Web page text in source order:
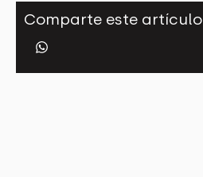
Comparte este artículo